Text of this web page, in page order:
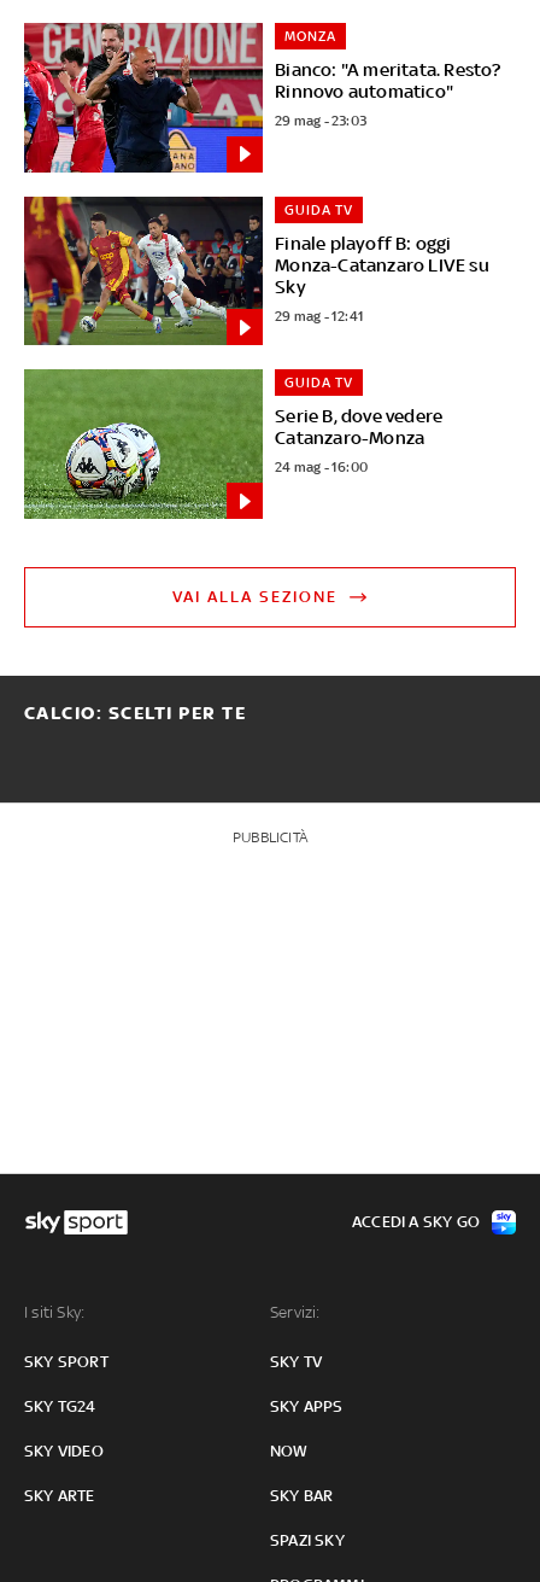
Bianco: "A meritata. Resto?
Rinnovo automatico"
MONZA
29 mag - 23:03
Finale playoff B: oggi
Monza-Catanzaro LIVE su
Sky
GUIDA TV
29 mag - 12:41
Serie B, dove vedere
Catanzaro-Monza
GUIDA TV
24 mag - 16:00
VAI ALLA SEZIONE
CALCIO: SCELTI PER TE
PUBBLICITÀ
I siti Sky:
SKY SPORT
SKY TG24
SKY VIDEO
SKY ARTE
Servizi:
SKY TV
SKY APPS
NOW
SKY BAR
SPAZI SKY
ACCEDI A SKY GO